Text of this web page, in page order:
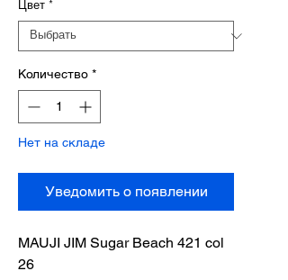
Цвет *
Количество *
Нет на складе
Уведомить о появлении
MAUJI JIM Sugar Beach 421 col
26